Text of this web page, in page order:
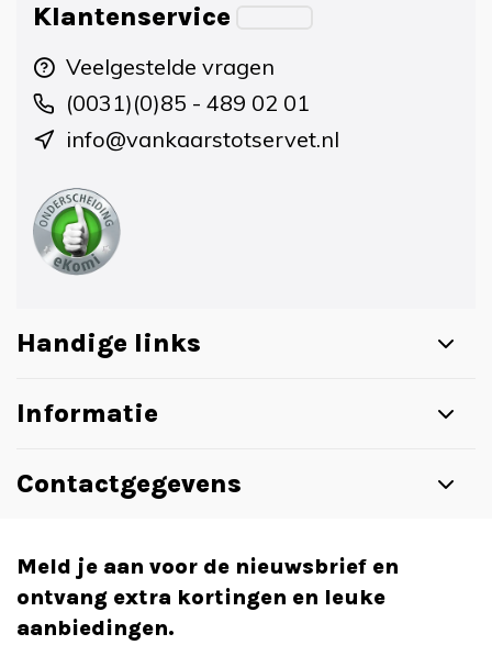
Klantenservice
Veelgestelde vragen
(0031)(0)85 - 489 02 01
info@vankaarstotservet.nl
Handige links
Informatie
Contactgegevens
Meld je aan voor de nieuwsbrief en
ontvang extra kortingen en leuke
aanbiedingen.